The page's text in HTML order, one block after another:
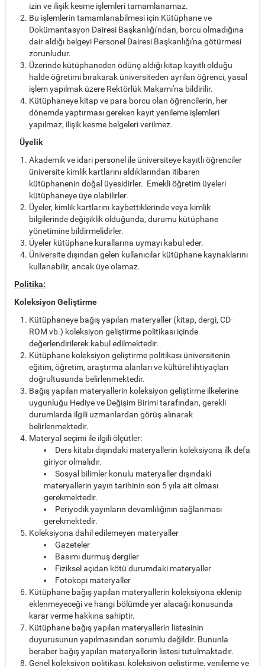
izin ve ilişik kesme işlemleri tamamlanamaz.
Bu işlemlerin tamamlanabilmesi için Kütüphane ve
Dokümantasyon Dairesi Başkanlığı'ndan, borcu olmadığına
dair aldığı belgeyi Personel Dairesi Başkanlığı'na götürmesi
zorunludur.
Üzerinde kütüphaneden ödünç aldığı kitap kayıtlı olduğu
halde öğretimi bırakarak üniversiteden ayrılan öğrenci, yasal
işlem yapılmak üzere Rektörlük Makamı'na bildirilir.
Kütüphaneye kitap ve para borcu olan öğrencilerin, her
dönemde yaptırması gereken kayıt yenileme işlemleri
yapılmaz, ilişik kesme belgeleri verilmez.
Üyelik
Akademik ve idari personel ile üniversiteye kayıtlı öğrenciler
üniversite kimlik kartlarını aldıklarından itibaren
kütüphanenin doğal üyesidirler. Emekli öğretim üyeleri
kütüphaneye üye olabilirler.
Üyeler, kimlik kartlarını kaybettiklerindeveya kimlik
bilgilerinde değişiklik olduğunda, durumu kütüphane
yönetimine bildirmelidirler.
Üyeler kütüphane kurallarına uymayı kabul eder.
Üniversite dışından gelen kullanıcılar kütüphane kaynaklarını
kullanabilir, ancak üye olamaz.
Politika:
Koleksiyon Geliştirme
Kütüphaneye bağış yapılan materyaller (kitap, dergi, CD-
ROM vb.) koleksiyon geliştirme politikası içinde
değerlendirilerek kabul edilmektedir.
Kütüphane koleksiyon geliştirme politikası üniversitenin
eğitim, öğretim, araştırma alanları ve kültürel ihtiyaçları
doğrultusunda belirlenmektedir.
Bağış yapılan materyallerin koleksiyon geliştirme ilkelerine
uygunluğu Hediye ve Değişim Birimi tarafından, gerekli
durumlarda ilgili uzmanlardan görüş alınarak
belirlenmektedir.
Materyal seçimi ile ilgili ölçütler:
Ders kitabı dışındaki materyallerin koleksiyona ilk defa
giriyor olmalıdır.
Sosyal bilimler konulu materyaller dışındaki
materyallerin yayın tarihinin son 5 yıla ait olması
gerekmektedir.
Periyodik yayınların devamlılığının sağlanması
gerekmektedir.
Koleksiyona dahil edilemeyen materyaller
Gazeteler
Basımı durmuş dergiler
Fiziksel açıdan kötü durumdaki materyaller
Fotokopi materyaller
Kütüphane bağış yapılan materyallerin koleksiyona eklenip
eklenmeyeceği ve hangi bölümde yer alacağı konusunda
karar verme hakkına sahiptir.
Kütüphane bağış yapılan materyallerin listesinin
duyurusunun yapılmasından sorumlu değildir. Bununla
beraber bağış yapılan materyallerin listesi tutulmaktadır.
Genel koleksiyon politikası, koleksiyon geliştirme, yenileme ve